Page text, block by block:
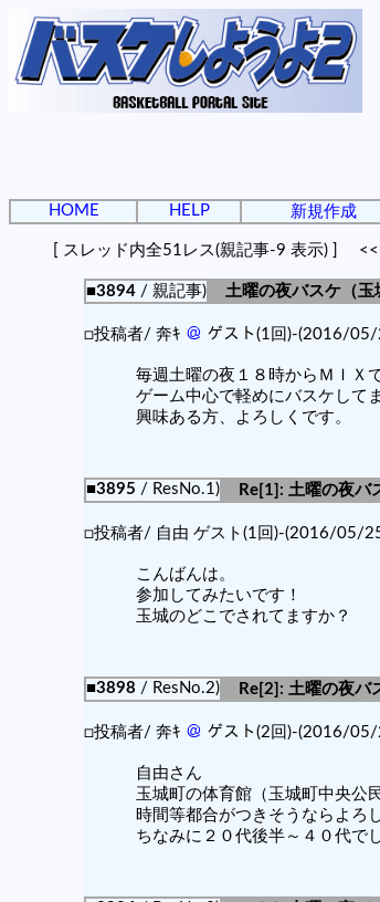
HOME HELP 新規作成
[ スレッド内全51レス(親記事-9 表示) ] <<
■3894/ 親記事)
土曜の夜バスケ（玉
□投稿者/ 奔ｷ ＠ ゲスト(1回)-(2016/
毎週土曜の夜１８時からＭＩＸ
ゲーム中心で軽めにバスケしてま
興味ある方、よろしくです。
■3895 / ResNo.1)
Re[1]: 土曜の夜バ
□投稿者/ 自由 ゲスト(1回)-(2016/05/
こんばんは。
参加してみたいです！
玉城のどこでされてますか？
■3898 / ResNo.2)
Re[2]: 土曜の夜バ
□投稿者/ 奔ｷ ＠ ゲスト(2回)-(2016/
自由さん
玉城町の体育館（玉城町中央公
時間等都合がつきそうならよろ
ちなみに２０代後半～４０代で